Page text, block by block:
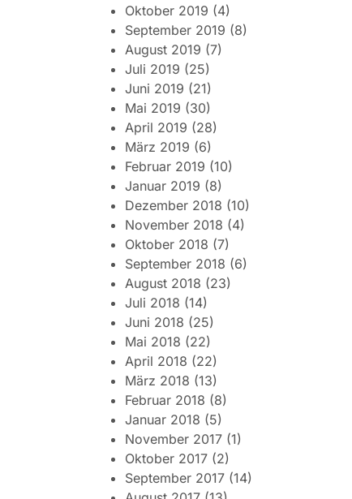
Oktober 2019 (4)
September 2019 (8)
August 2019 (7)
Juli 2019 (25)
Juni 2019 (21)
Mai 2019 (30)
April 2019 (28)
März 2019 (6)
Februar 2019 (10)
Januar 2019 (8)
Dezember 2018 (10)
November 2018 (4)
Oktober 2018 (7)
September 2018 (6)
August 2018 (23)
Juli 2018 (14)
Juni 2018 (25)
Mai 2018 (22)
April 2018 (22)
März 2018 (13)
Februar 2018 (8)
Januar 2018 (5)
November 2017 (1)
Oktober 2017 (2)
September 2017 (14)